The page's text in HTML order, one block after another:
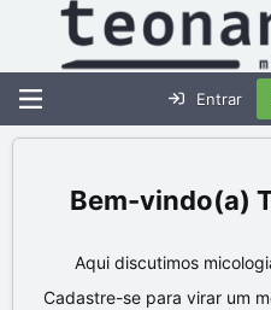
Entrar
Aqui discutimos
Cadastre-se para virar um